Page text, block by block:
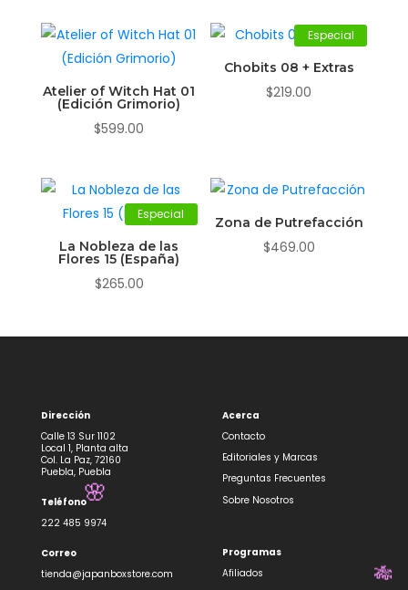
Atelier of Witch Hat 01
(Edición Grimorio)
$599.00
Especial
Chobits 08 + Extras
$219.00
Especial
La Nobleza de las
Flores 15 (España)
$265.00
Zona de Putrefacción
$469.00
Dirección
Calle 13 Sur 1102
Local 1, Planta alta
Col. La Paz, 72160
Puebla, Puebla
Teléfono
222 485 9974
Correo
tienda@japanboxstore.com
Acerca
Contacto
Editoriales y Marcas
Preguntas Frecuentes
Sobre Nosotros
Programas
Afiliados
🌸